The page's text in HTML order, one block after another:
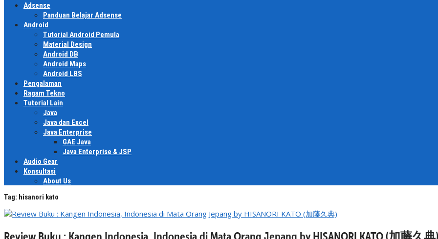
Adsense
Panduan Belajar Adsense
Android
Tutorial Android Pemula
Material Design
Android DB
Android Maps
Android LBS
Pengalaman
Ragam Tekno
Tutorial Lain
Java
Java dan Excel
Java Enterprise
GAE Java
Java Enterprise & JSP
Audio Gear
Konsultasi
About Us
Tag: hisanori kato